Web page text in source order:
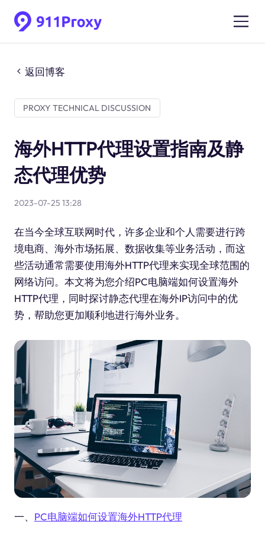
返回博客
PROXY TECHNICAL DISCUSSION
海外HTTP代理设置指南及静
态代理优势
2023-07-25 13:28
在当今全球互联网时代，许多企业和个人需要进行跨
境电商、海外市场拓展、数据收集等业务活动，而这
些活动通常需要使用海外HTTP代理来实现全球范围的
网络访问。本文将为您介绍PC电脑端如何设置海外
HTTP代理，同时探讨静态代理在海外IP访问中的优
势，帮助您更加顺利地进行海外业务。
一、 PC电脑端如何设置海外HTTP代理